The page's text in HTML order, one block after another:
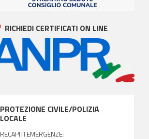
RICHIEDI CERTIFICATI ON LINE
PROTEZIONE CIVILE/POLIZIA
LOCALE
RECAPITI EMERGENZE: